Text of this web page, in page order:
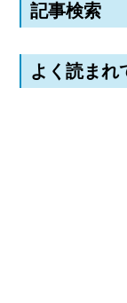
記事検索
よく読まれ